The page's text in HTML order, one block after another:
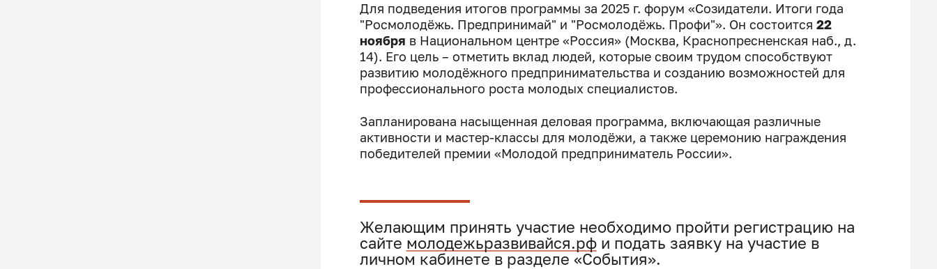
Для подведения итогов программы за 2025 г. форум «Созидатели. Итоги года
"Росмолодёжь. Предпринимай" и "Росмолодёжь. Профи"». Он состоится 22
ноября в Национальном центре «Россия» (Москва, Краснопресненская наб., д.
14). Его цель – отметить вклад людей, которые своим трудом способствуют
развитию молодёжного предпринимательства и созданию возможностей для
профессионального роста молодых специалистов.
Запланирована насыщенная деловая программа, включающая различные
активности и мастер-классы для молодёжи, а также церемонию награждения
победителей премии «Молодой предприниматель России».
Желающим принять участие необходимо пройти регистрацию на
сайте молодежьразвивайся.рфи подать заявку на участие в
личном кабинете в разделе «События».